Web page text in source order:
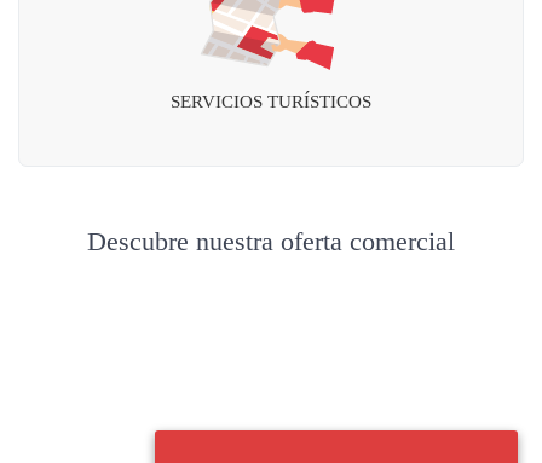
SERVICIOS TURÍSTICOS
Descubre nuestra oferta comercial